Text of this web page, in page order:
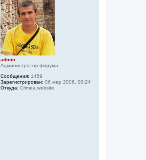
admin
Администратор форума
Сообщения: 1459
Зарегистрирован: 06 мар 2006, 00:24
Откуда: Crimea.website